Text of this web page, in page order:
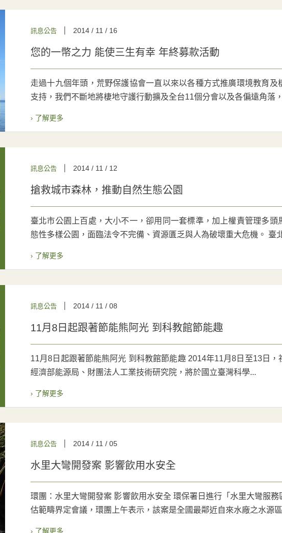
訊息公告 2014 / 11 / 16
您的一幣之力 能使三生有幸 年終募款活動
走過十九個年頭，荒野保護協會一直以來以各種方式推廣環境教育及
支持，我們不斷地將棲地守護行動擴及全台11個分會以及各偏遠角落
› 了解更多
訊息公告 2014 / 11 / 12
搶救城市森林，推動自然生態公園
臺北市公園上百處，大小不一，卻用同一套標準，加上權責管理多頭
態性多樣公園，面臨法令不完備、資源匱乏與人為破壞重大危機。 臺
› 了解更多
訊息公告 2014 / 11 / 08
11月8日起跟著節能熊阿光 到科教館節能趣
11月8日起跟著節能熊阿光 到科教館節能趣 2014年11月8日至13日，
經濟部能源局、財團法人工業技術研究院，將於國立臺灣科學...
› 了解更多
訊息公告 2014 / 11 / 05
水里大彎開發案 影響飲用水安全
環團：水里大彎開發案 影響飲用水安全 環保署日進行「水里大彎服
估範疇界定會議，環團上午表示，該案是全國最鄰近自來水廠之水源
› 了解更多